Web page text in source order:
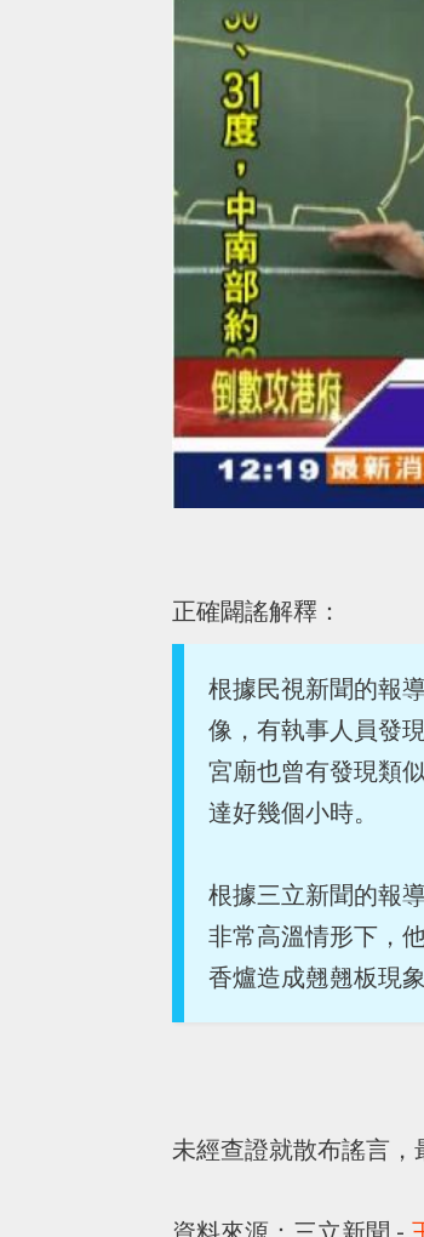
正確闢謠解釋：
根據民視新聞的報
像，有執事人員發
宮廟也曾有發現類
達好幾個小時。
根據三立新聞的報
非常高溫情形下，
香爐造成翹翹板現象
未經查證就散布謠言，